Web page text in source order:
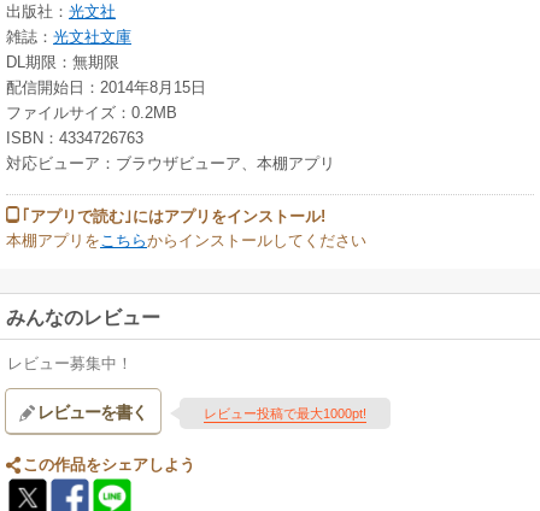
出版社： 光文社
雑誌： 光文社文庫
DL期限：無期限
配信開始日：2014年8月15日
ファイルサイズ：0.2MB
ISBN：4334726763
対応ビューア：ブラウザビューア、本棚アプリ
｢アプリで読む｣にはアプリをインストール!
本棚アプリを こちらからインストールしてください
みんなのレビュー
レビュー募集中！
レビューを書く レビュー投稿で最大1000pt!
この作品をシェアしよう